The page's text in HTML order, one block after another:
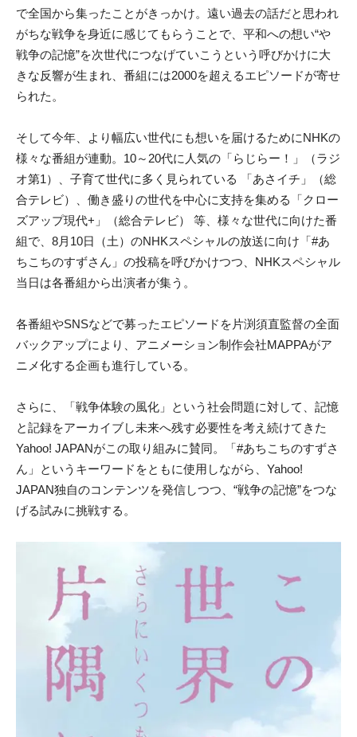
で全国から集ったことがきっかけ。遠い過去の話だと思われ
がちな戦争を身近に感じてもらうことで、平和への想い“や
戦争の記憶”を次世代につなげていこうという 呼びかけに大
きな反響が生まれ、番組には2000を超えるエピソードが寄せ
られた。
そして今年、より幅広い世代に も想いを届けるためにNHKの
様々 な番組が連動。10～20代に 人気の 「らじらー！」（ラジ
オ第1）、子育て世代に多く見られている 「あさイチ」（総
合テレビ）、働き盛りの世代を中心に支持を集める「クロー
ズアップ現代+」（総合テレビ） 等、様々な世代に向けた番
組で、8月10日（土） のNHKスペシャルの放送に向け「#あ
ちこちのすずさん」 の投稿を呼びかけつつ 、NHKスペシャル
当日は各番組から出演者が集う。
各番組やSNSなどで募ったエピソードを片渕須直監督の全面
バックアップに より、アニメーション制作会社MAPPAがア
ニメ化する企画も進行している。
さらに 、「戦争体験の風化」という社会問題に対して、記憶
と記録をアーカイブし未来へ残す必要性を考え続けてきた
Yahoo! JAPANがこの取り組みに賛同。「#あちこちのすずさ
ん」というキーワードをともに使用しながら、Yahoo!
JAPAN独自のコンテンツを発信しつつ、“戦争の記憶”をつな
げる試みに挑戦する。